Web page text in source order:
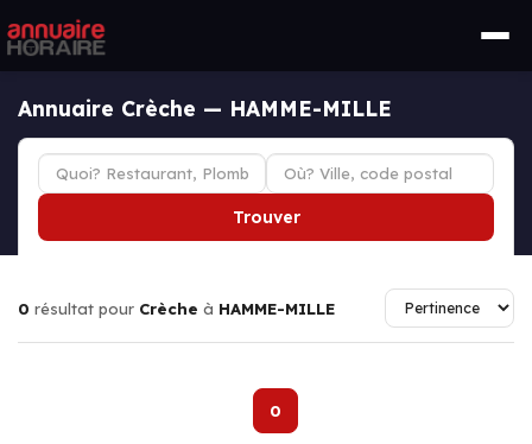
Annuaire Crèche — HAMME-MILLE
Trouver
0 résultat pour Crèche à HAMME-MILLE
0